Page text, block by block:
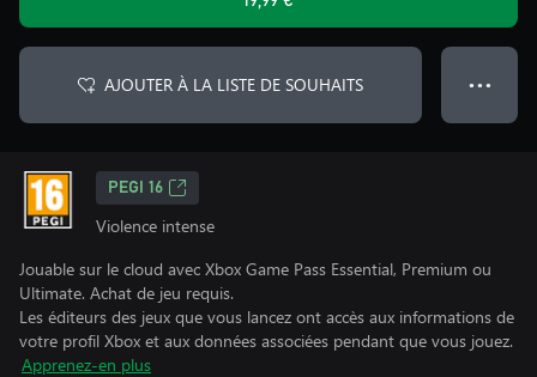
AJOUTER À LA LISTE DE SOUHAITS ● ● ●
PEGI 16
Violence intense
Jouable sur le cloud avec Xbox Game Pass Essential, Premium ou
Ultimate. Achat de jeu requis.
Les éditeurs des jeux que vous lancez ont accès aux informations de
votre profil Xbox et aux données associées pendant que vous jouez.
Apprenez-en plus